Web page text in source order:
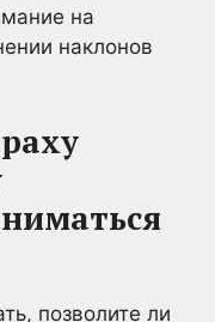
на
наклонов
позволите ли